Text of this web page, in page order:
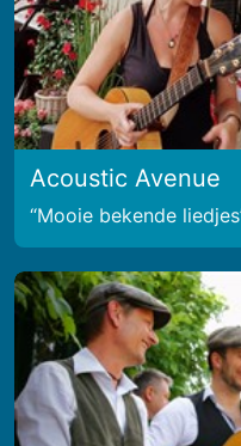
Acoustic Avenue
Mooie bekende liedjes